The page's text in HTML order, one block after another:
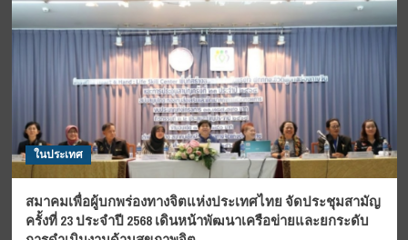
ในประเทศ
สมาคมเพื่อผู้บกพร่องทางจิตแห่งประเทศไทย จัดประชุมสามัญ
ครั้งที่ 23 ประจำปี 2568 เดินหน้าพัฒนาเครือข่ายและยกระดับ